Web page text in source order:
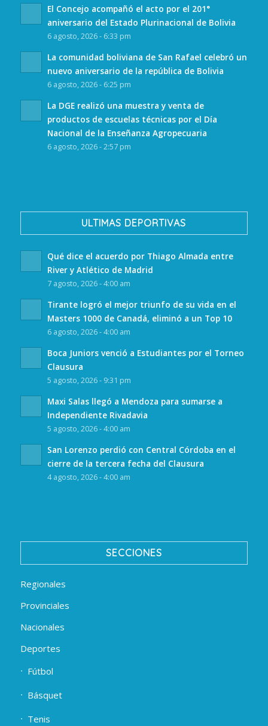
El Concejo acompañó el acto por el 201°
aniversario del Estado Plurinacional de Bolivia
6 agosto, 2026 - 6:33 pm
La comunidad boliviana de San Rafael celebró un
nuevo aniversario de la república de Bolivia
6 agosto, 2026 - 6:25 pm
La DGE realizó una muestra y venta de
productos de escuelas técnicas por el Día
Nacional de la Enseñanza Agropecuaria
6 agosto, 2026 - 2:57 pm
ULTIMAS DEPORTIVAS
Qué dice el acuerdo por Thiago Almada entre
River y Atlético de Madrid
7 agosto, 2026 - 4:00 am
Tirante logró el mejor triunfo de su vida en el
Masters 1000 de Canadá, eliminó a un Top 10
6 agosto, 2026 - 4:00 am
Boca Juniors venció a Estudiantes por el Torneo
Clausura
5 agosto, 2026 - 9:31 pm
Maxi Salas llegó a Mendoza para sumarse a
Independiente Rivadavia
5 agosto, 2026 - 4:00 am
San Lorenzo perdió con Central Córdoba en el
cierre de la tercera fecha del Clausura
4 agosto, 2026 - 4:00 am
SECCIONES
Regionales
Provinciales
Nacionales
Deportes
Fútbol
Básquet
Tenis